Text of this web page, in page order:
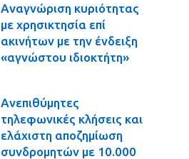
Αναγνώριση κυριότητας
με χρησικτησία επί
ακινήτων με την ένδειξη
«αγνώστου ιδιοκτήτη»
Ανεπιθύμητες
τηλεφωνικές κλήσεις και
ελάχιστη αποζημίωση
συνδρομητών με 10.000